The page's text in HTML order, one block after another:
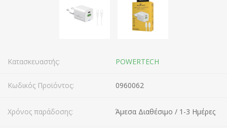
Κατασκευαστής: POWERTECH
Κωδικός Προϊόντος: 0960062
Χρόνος παράδοσης: Άμεσα Διαθέσιμο / 1-3 Ημέρες